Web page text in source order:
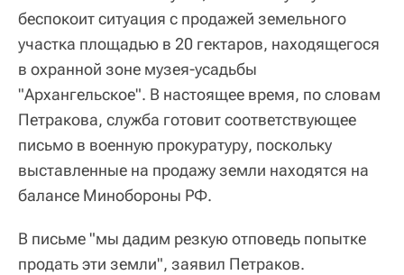
беспокоит ситуация с продажей земельного
участка площадью в 20 гектаров, находящегося
в охранной зоне музея-усадьбы
"Архангельское". В настоящее время, по словам
Петракова, служба готовит соответствующее
письмо в военную прокуратуру, поскольку
выставленные на продажу земли находятся на
балансе Минобороны РФ.
В письме "мы дадим резкую отповедь попытке
продать эти земли", заявил Петраков.